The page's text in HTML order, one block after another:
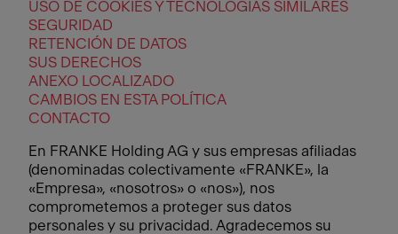
USO DE COOKIES Y TECNOLOGÍAS SIMILARES
SEGURIDAD
RETENCIÓN DE DATOS
SUS DERECHOS
ANEXO LOCALIZADO
CAMBIOS EN ESTA POLÍTICA
CONTACTO
En FRANKE Holding AG y sus empresas afiliadas
(denominadas colectivamente «FRANKE», la
«Empresa», «nosotros» o «nos»), nos
comprometemos a proteger sus datos
personales y su privacidad. Agradecemos su